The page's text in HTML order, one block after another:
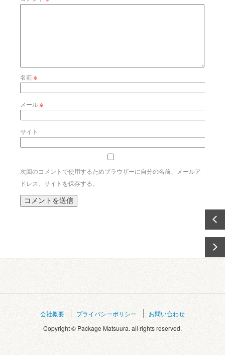
名前※
メール※
サイト
次回のコメントで使用するためブラウザーに自分の名前、メールア
ドレス、サイトを保存する。
会社概要 プライバシーポリシー
お問い合わせ
Copyright © Package Matsuura. all rights reserved.